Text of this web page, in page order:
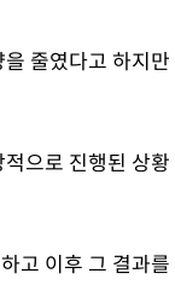
줄였다고 하지만
으로 진행된 상황
고 이후 그 결과를